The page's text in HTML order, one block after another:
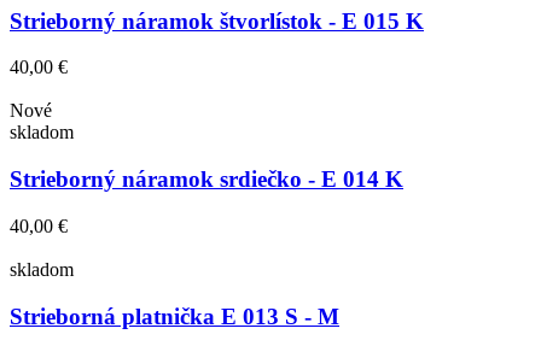
Strieborný náramok štvorlístok - E 015 K
40,00 €
Nové
skladom
Strieborný náramok srdiečko - E 014 K
40,00 €
skladom
Strieborná platnička E 013 S - M